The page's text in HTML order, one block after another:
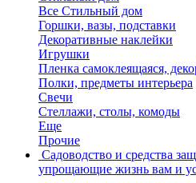
Все Стильный дом
Горшки, вазы, подставки
Декоративные наклейки
Игрушки
Пленка самоклеящаяся,
Полки, предметы интерьера
Свечи
Стеллажи, столы, комоды
Еще
Прочие
Садоводство и средства
упрощающие жизнь вам и